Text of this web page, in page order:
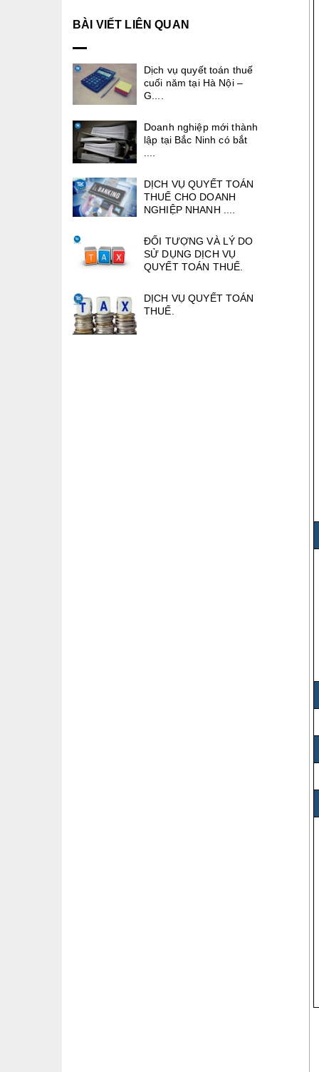
BÀI VIẾT LIÊN QUAN
Dịch vụ quyết toán thuế
cuối năm tại Hà Nội –
G....
Doanh nghiệp mới thành
lập tại Bắc Ninh có bắt
DỊCH VỤ QUYẾT TOÁN
THUẾ CHO DOANH
NGHIỆP NHANH ....
ĐỐI TƯỢNG VÀ LÝ DO
SỬ DỤNG DỊCH VỤ
QUYẾT TOÁN THUẾ.
DỊCH VỤ QUYẾT TOÁN
THUẾ.